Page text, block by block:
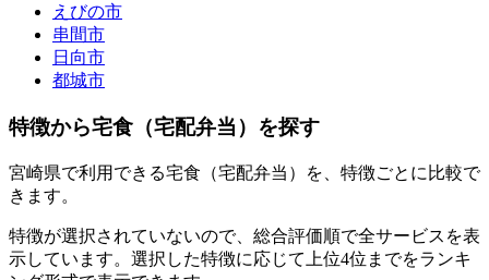
えびの市
串間市
日向市
都城市
特徴から宅食（宅配弁当）を探す
宮崎県で利用できる宅食（宅配弁当）を、特徴ごとに比較で
きます。
特徴が選択されていないので、総合評価順で全サービスを表
示しています。選択した特徴に応じて上位4位までをランキ